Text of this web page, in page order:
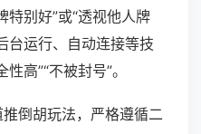
特别好”或“透视他人牌
台运行、自动连接等技
高”“不被封号”。
倒胡玩法，严格遵循二